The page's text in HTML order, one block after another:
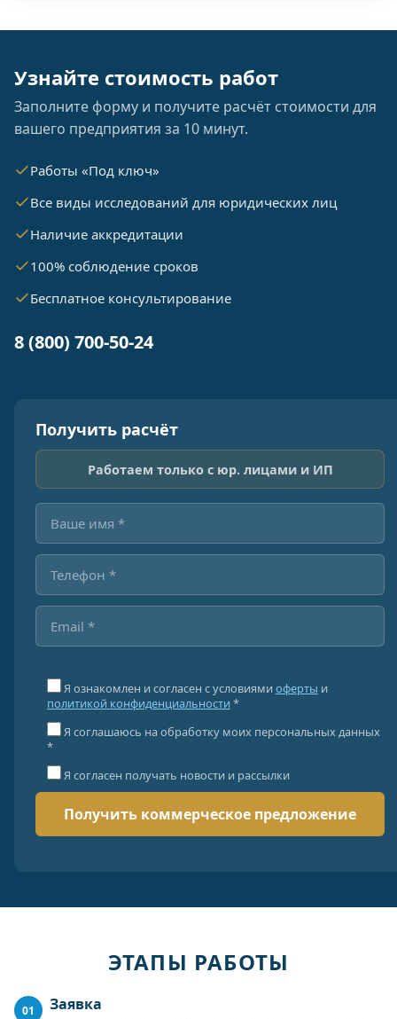
Узнайте стоимость работ
Заполните форму и получите расчёт стоимости для
вашего предприятия за 10 минут.
Работы «Под ключ»
Все виды исследований для юридических лиц
Наличие аккредитации
100% соблюдение сроков
Бесплатное консультирование
8 (800) 700-50-24
Получить расчёт
Работаем только с юр. лицами и ИП
Я ознакомлен и согласен с условиями оферты и
политикой конфиденциальности *
Я соглашаюсь на обработку моих персональных данных
*
Я согласен получать новости и рассылки
ЭТАПЫ РАБОТЫ
01 Заявка